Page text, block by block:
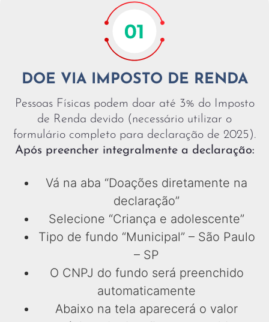
DOE VIA IMPOSTO DE RENDA
Pessoas Físicas podem doar até 3% do Imposto
de Renda devido (necessário utilizar o
formulário completo para declaração de 2025).
Após preencher integralmente a declaração:
Vá na aba “Doações diretamente na
declaração”
Selecione “Criança e adolescente”
Tipo de fundo “Municipal” – São Paulo
– SP
O CNPJ do fundo será preenchido
automaticamente
Abaixo na tela aparecerá o valor